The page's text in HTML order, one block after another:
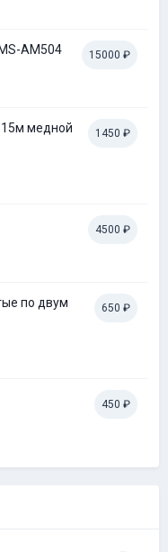
15000 ₽
AM504
1450 ₽
15м медной
4500 ₽
650 ₽
по двум
450 ₽